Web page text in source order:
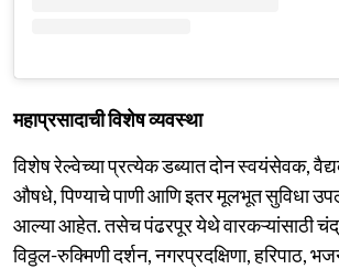
महाप्रसादाची विशेष व्यवस्था
विशेष रेल्वेच्या प्रत्येक डब्यात दोन स्वयंसेवक,
औषधे, पिण्याचे पाणी आणि इतर मूलभूत सुविधा
आल्या आहेत. तसेच पंढरपूर येथे वारकऱ्यांसाठी
विठ्ठल-रुक्मिणी दर्शन, नगरप्रदक्षिणा, हरिपाठ,